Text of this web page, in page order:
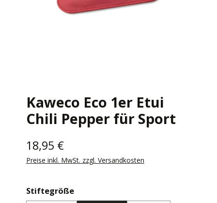
Kaweco Eco 1er Etui
Chili Pepper für Sport
18,95 €
Preise inkl. MwSt. zzgl. Versandkosten
Stiftegrößeauswählen